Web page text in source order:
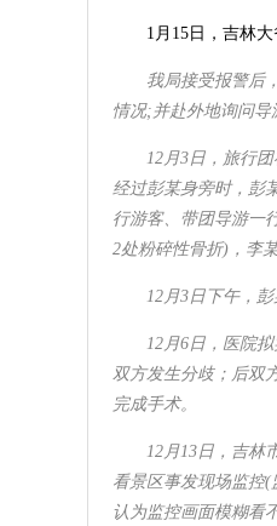
1月15日，吉林
我局接受报警后
情况;并赴外地询问
12月3日，旅行
经过彭某身旁时，彭
行游客、带团导游一
2处粉碎性骨折)，李
12月3日下午，
12月6日，医院
双方发生分歧；后双
完成手术。
12月13日，吉林
看景区事发现场监控
认为监控画面模糊看